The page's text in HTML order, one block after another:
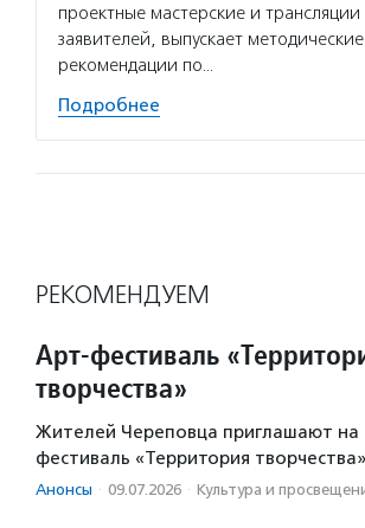
проектные мастерские и трансляции
заявителей, выпускает методические
рекомендации по…
Подробнее
РЕКОМЕНДУЕМ
Арт-фестиваль
творчества»
Жителей Череповца приглашают на
фестиваль «Территория
Анонсы · 09.07.2026 · Культура и